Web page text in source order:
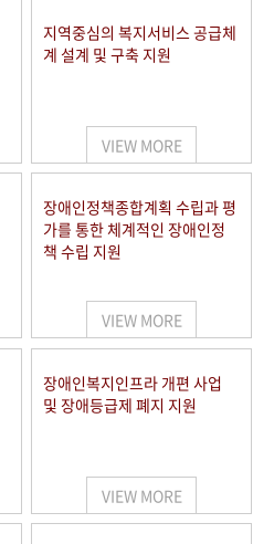
지역중심의 복지서비스 공급체
계 설계 및 구축 지원
VIEW MORE
장애인정책종합계획 수립과 평
가를 통한 체계적인 장애인정
책 수립 지원
VIEW MORE
장애인복지인프라 개편 사업
및 장애등급제 폐지 지원
VIEW MORE